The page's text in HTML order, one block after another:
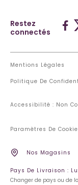
Restez
connectés
Mentions Légales
Politique De
Accessibilité : Non
Paramètres De
Nos Magasins
Pays De Livraison :
Changer de pays ou de